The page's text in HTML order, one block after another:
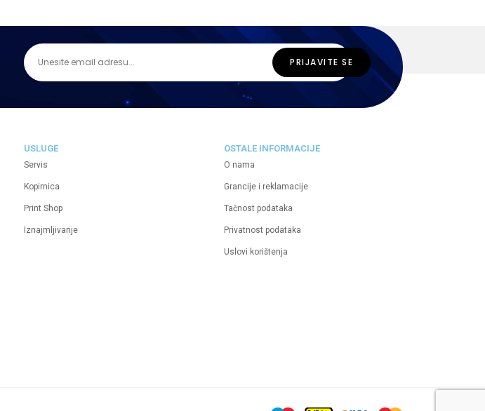
USLUGE
Servis
Kopirnica
Print Shop
Iznajmljivanje
OSTALE INFORMACIJE
O nama
Grancije i reklamacije
Tačnost podataka
Privatnost podataka
Uslovi korištenja